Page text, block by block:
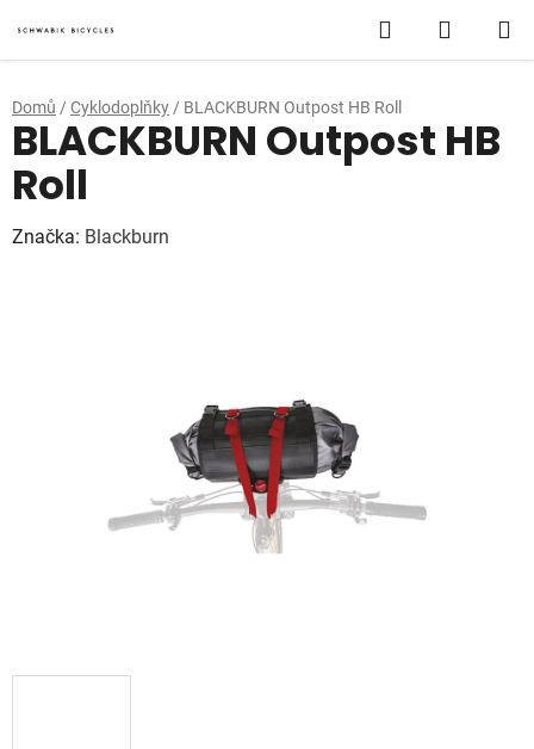
na
obsah
Hledat
KOŠÍK
Domů / Cyklodoplňky / BLACKBURN Outpost HB Roll
BLACKBURN Outpost HB
Roll
Značka: Blackburn